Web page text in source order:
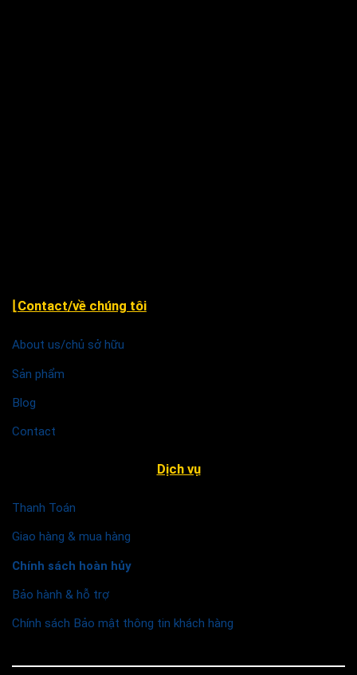
⌊Contact/về chúng tôi
About us/chủ sở hữu
Sản phẩm
Blog
Contact
Dịch vụ
Thanh Toán
Giao hàng & mua hàng
Chính sách hoàn hủy
Bảo hành & hỗ trợ
Chính sách Bảo mật thông tin khách hàng